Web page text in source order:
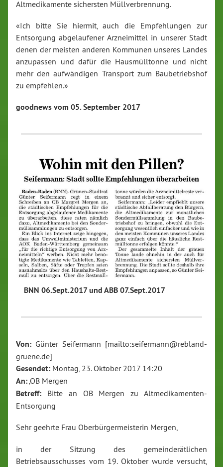
Altmedikamente sichersten Müllverbrennung.
«Ich bitte Sie hiermit, auch die Empfehlungen zur
Entsorgung abgelaufener Arzneimittel in unserer Stadt
denen der meisten anderen Kommunen unseres Landes
anzupassen und dafür die Hausmülltonne und nicht
mehr den aufwändigen Transport zum Baubetriebshof
zu empfehlen.»
goodnews vom 05. September 2017
BNN 06.Sept.2017 und ABB 07.Sept.2017
Von: Günter Seifermann [mailto:seifermann@rebland-
gruene.de]
Gesendet: Montag, 23. Oktober 2017 14:20
An:‚OB Mergen
Betreff: Bitte an OB Mergen zu Altmedikamenten-
Entsorgung
Sehr geehrte Frau Oberbürgermeisterin Mergen,
in der Sitzung des gemeinderätlichen
Betriebsausschusses vom 19. Oktober wurde versucht,